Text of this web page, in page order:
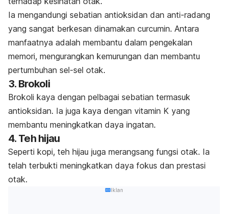
Ia mengandungi sebatian antioksidan dan anti-radang
yang sangat berkesan dinamakan curcumin. Antara
manfaatnya adalah membantu dalam pengekalan
memori, mengurangkan kemurungan dan membantu
pertumbuhan sel-sel otak.
3. Brokoli
Brokoli kaya dengan pelbagai sebatian termasuk
antioksidan. Ia juga kaya dengan vitamin K yang
membantu meningkatkan daya ingatan.
4. Teh hijau
Seperti kopi, teh hijau juga merangsang fungsi otak. Ia
telah terbukti meningkatkan daya fokus dan prestasi
otak.
Iklan